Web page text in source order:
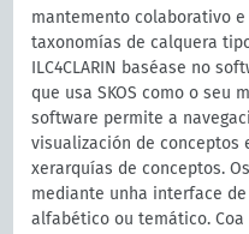
mantemento colaborativo
taxonomías de calquera
ILC4CLARIN baséase no
que usa SKOS como o seu
software permite a
visualización de conceptos
xerarquías de conceptos.
mediante unha interface
alfabético ou temático.